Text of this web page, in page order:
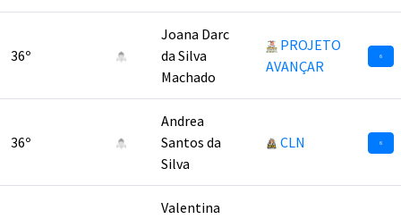
36º
Joana Darc
da Silva
Machado
PROJETO
AVANÇAR
6
36º
Andrea
Santos da
Silva
CLN 6
Valentina